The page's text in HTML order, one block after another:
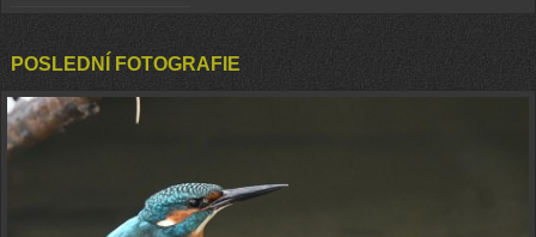
POSLEDNÍ FOTOGRAFIE